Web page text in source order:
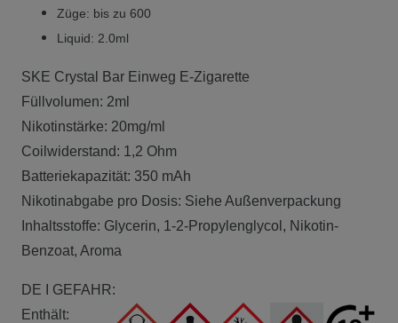
Züge: bis zu 600
Liquid: 2.0ml
SKE Crystal Bar Einweg E-Zigarette
Füllvolumen: 2ml
Nikotinstärke: 20mg/ml
Coilwiderstand: 1,2 Ohm
Batteriekapazität: 350 mAh
Nikotinabgabe pro Dosis: Siehe Außenverpackung
Inhaltsstoffe: Glycerin, 1-2-Propylenglycol, Nikotin-
Benzoat, Aroma
DE I GEFAHR:
Enthält: